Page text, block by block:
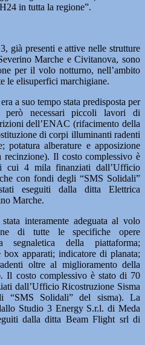
in tutta la regione”.
già presenti e attive nelle strutture
Marche e Civitanova, sono
per il volo notturno, nell’ambito
le elisuperfici marchigiane.
a suo tempo stata predisposta per
necessari piccoli lavori di
dell’ENAC (rifacimento della
di corpi illuminanti radenti
potatura alberature e apposizione
recinzione). Il costo complessivo è
4 mila finanziati dall’Ufficio
con fondi degli “SMS Solidali”
eseguiti dalla ditta Elettrica
Marche.
interamente adeguata al volo
di tutte le specifiche opere
segnaletica della piattaforma;
apparati; indicatore di planata;
oltre al miglioramento della
Il costo complessivo è stato di 70
dall’Ufficio Ricostruzione Sisma
“SMS Solidali” del sisma). La
Studio 3 Energy S.r.l. di Meda
dalla ditta Beam Flight srl di